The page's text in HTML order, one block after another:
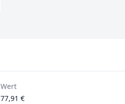
Wert
77,91 €